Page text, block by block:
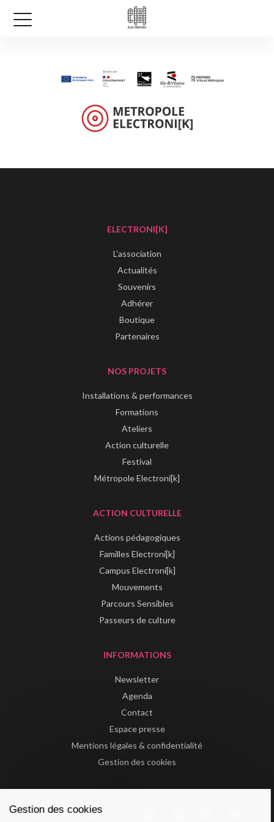
ELECTRONI[K]
L'association
Actualités
Souvenirs
Adhérer
Boutique
Partenaires
NOS PROJETS
Installations & performances
Formations
Ateliers
Action culturelle
Festival
Métropole Electroni[k]
ACTION CULTURELLE
Actions pédagogiques
Familles Electroni[k]
Campus Electroni[k]
Mouvements
Parcours Sensibles
Passeurs de culture
INFORMATIONS
Newsletter
Agenda
Contact
Espace presse
Mentions légales & confidentialité
Gestion des cookies
Gestion des cookies